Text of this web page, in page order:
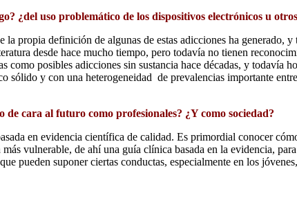
¿del uso problemático de los dispositivos electrónicos u
propia definición de algunas de estas adicciones ha generado,
desde hace mucho tiempo, pero todavía no tienen
posibles adicciones sin sustancia hace décadas, y todavía
sólido y con una heterogeneidad de prevalencias importante
cara al futuro como profesionales? ¿Y como sociedad?
en evidencia científica de calidad. Es primordial conocer
vulnerable, de ahí una guía clínica basada en la evidencia,
pueden suponer ciertas conductas, especialmente en los